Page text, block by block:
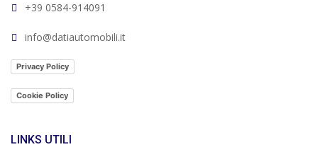
+39 0584-914091
info@datiautomobili.it
Privacy Policy
Cookie Policy
LINKS UTILI